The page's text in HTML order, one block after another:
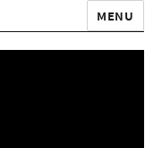
MENU